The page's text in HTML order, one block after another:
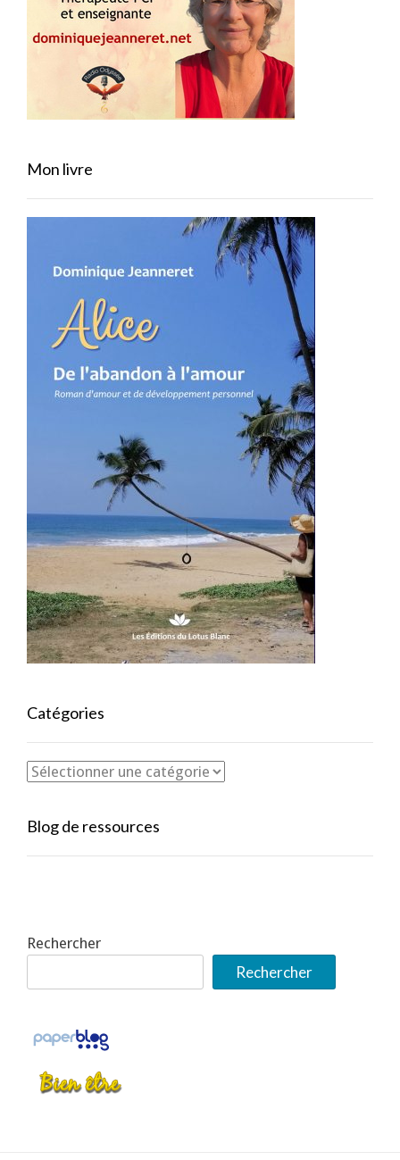
Mon livre
Catégories
Blog de ressources
Rechercher
Rechercher